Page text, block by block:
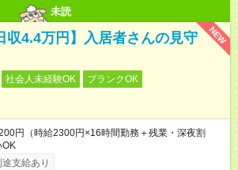
未読
NEW
収4.4万円】入居者さんの見守
社会人未経験OK
ブランクOK
円（時給2300円×16時間勤務＋残業・深夜割
OK
支給あり